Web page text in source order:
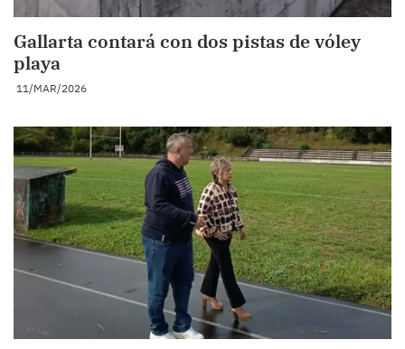
Gallarta contará con dos pistas de vóley
playa
11/MAR/2026